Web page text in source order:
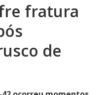
fratura
de